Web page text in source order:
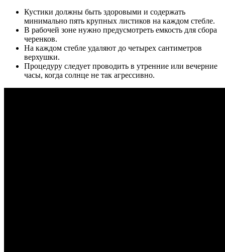
Кустики должны быть здоровыми и содержать
минимально пять крупных листиков на каждом стебле.
В рабочей зоне нужно предусмотреть емкость для сбора
черенков.
На каждом стебле удаляют до четырех сантиметров
верхушки.
Процедуру следует проводить в утренние или вечерние
часы, когда солнце не так агрессивно.